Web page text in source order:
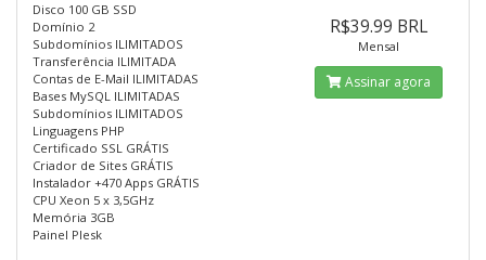
Disco 100 GB SSD
Domínio 2
Subdomínios ILIMITADOS
Transferência ILIMITADA
Contas de E-Mail ILIMITADAS
Bases MySQL ILIMITADAS
Subdomínios ILIMITADOS
Linguagens PHP
Certificado SSL GRÁTIS
Criador de Sites GRÁTIS
Instalador +470 Apps GRÁTIS
CPU Xeon 5 x 3,5GHz
Memória 3GB
Painel Plesk
R$39.99 BRL
Mensal
Assinar agora